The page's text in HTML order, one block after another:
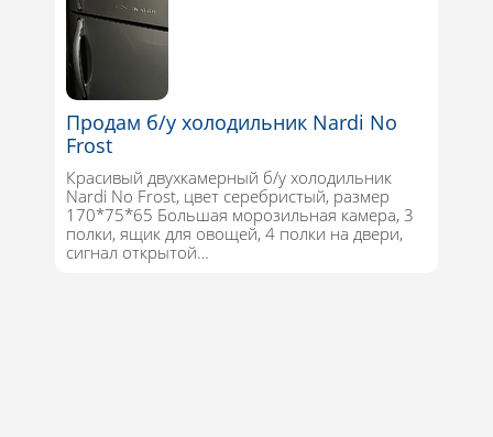
Продам б/у холодильник Nardi No
Frost
Красивый двухкамерный б/у холодильник
Nardi No Frost, цвет серебристый, размер
170*75*65 Большая морозильная камера, 3
полки, ящик для овощей, 4 полки на двери,
сигнал открытой…